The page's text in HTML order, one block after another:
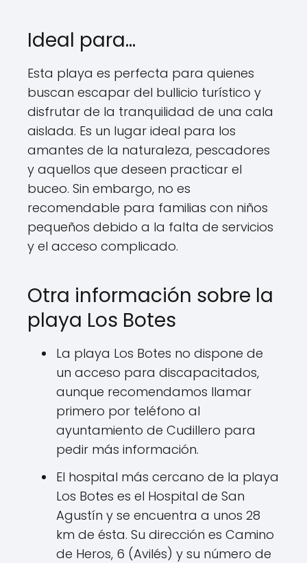
Ideal para…
Esta playa es perfecta para quienes
buscan escapar del bullicio turístico y
disfrutar de la tranquilidad de una cala
aislada. Es un lugar ideal para los
amantes de la naturaleza, pescadores
y aquellos que deseen practicar el
buceo. Sin embargo, no es
recomendable para familias con niños
pequeños debido a la falta de servicios
y el acceso complicado.
Otra información sobre la
playa Los Botes
La playa Los Botes no dispone de
un acceso para discapacitados,
aunque recomendamos llamar
primero por teléfono al
ayuntamiento de Cudillero para
pedir más información.
El hospital más cercano de la playa
Los Botes es el Hospital de San
Agustín y se encuentra a unos 28
km de ésta. Su dirección es Camino
de Heros, 6 (Avilés) y su número de